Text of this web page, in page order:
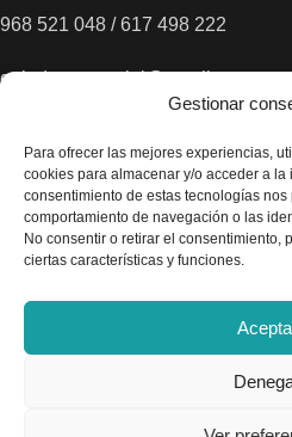
Gestionar
Para ofrecer las mejores experiencias,
cookies para almacenar y/o acceder a la
consentimiento de estas tecnologías nos
comportamiento de navegación o las
No consentir o retirar el consentimiento,
ciertas características y funciones.
968 521 048 / 617 498 222
gelado.comercial@gmail.com